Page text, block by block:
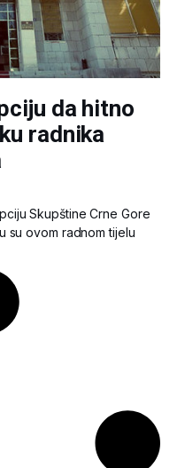
da hitno
radnika
Skupštine Crne Gore
su ovom radnom tijelu